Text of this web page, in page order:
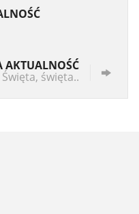
AKTUALNOŚĆ
Święta, święta..